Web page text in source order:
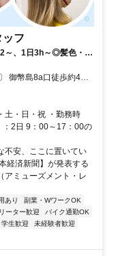
フ
～、1日3h～◎髪色・ネ
御幣島8a口徒歩約4
鉄本線 千船徒歩約17
右斜め向かいすぐ
土・日・祝 ・勤務時
：2日 9：00～17：00の
不安、ここに置いてい
経済新聞】が発表する
アミューズメント・レ
あり
副業・WワークOK
ーター歓迎
バイク通勤OK
学生歓迎
未経験者歓迎